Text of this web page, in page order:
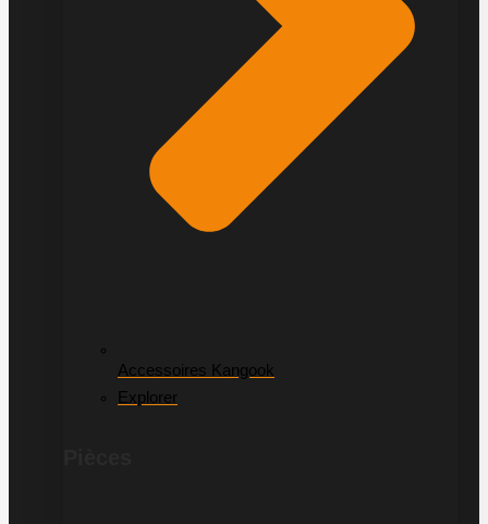
Accessoires Kangook
Explorer